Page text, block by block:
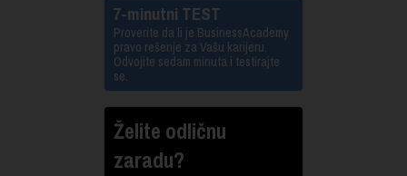
7-minutni TEST
Proverite da li je BusinessAcademy
pravo rešenje za Vašu karijeru.
Odvojite sedam minuta i testirajte
se.
Želite odličnu
zaradu?